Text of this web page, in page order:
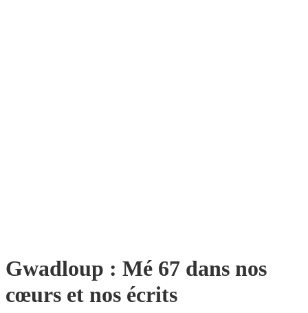
Gwadloup : Mé 67 dans nos
cœurs et nos écrits